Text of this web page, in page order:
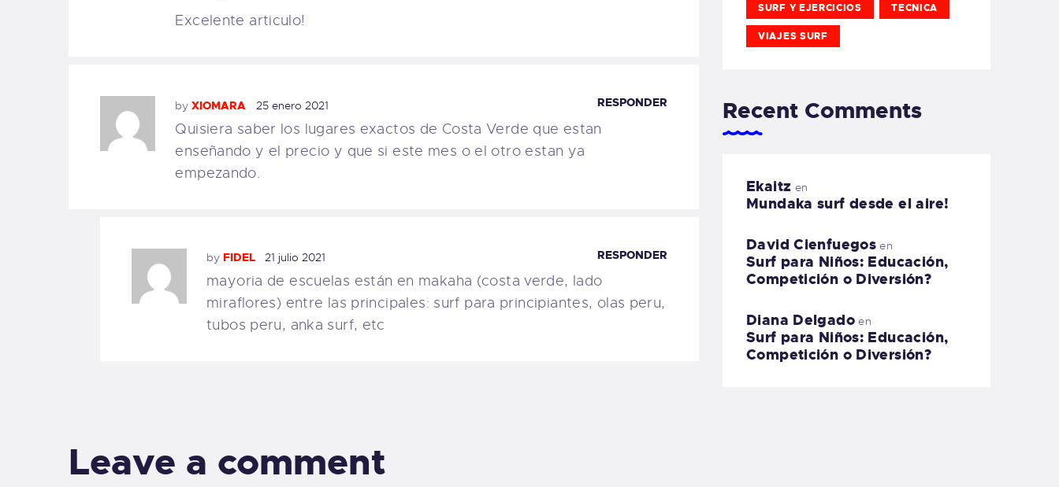
Excelente articulo!
byXIOMARA 25 enero 2021
Quisiera saber los lugares exactos de Costa Verde que estan
enseñando y el precio y que si este mes o el otro estan ya
empezando.
RESPONDER
by FIDEL 21 julio 2021
mayoria de escuelas están en makaha (costa verde, lado
miraflores) entre las principales: surf para principiantes, olas peru,
tubos peru, anka surf, etc
RESPONDER
Leave a comment
SURF Y EJERCICIOS TECNICA
VIAJES SURF
Recent Comments
Ekaitz en
Mundaka surf desde el aire!
David Cienfuegos en
Surf para Niños: Educación,
Competición o Diversión?
Diana Delgadoen
Surf para Niños: Educación,
Competición o Diversión?